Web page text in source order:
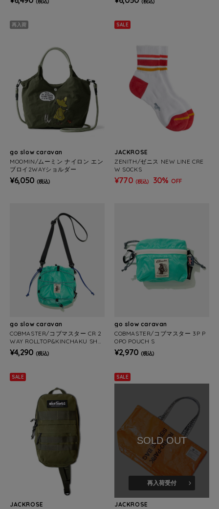
再入荷
go slow caravan
MOOMIN/ムーミン ナイロン エン
ブロイ2WAYショルダー
¥6,050 (税込)
SALE
JACKROSE
ZENITH/ゼニス NEW LINE CRE
W SOCKS
¥770 (税込) 30% OFF
go slow caravan
COBMASTER/コブマスター CR 2
WAY ROLLTOP&KINCHAKU SHO
ULDER
¥4,290 (税込)
go slow caravan
COBMASTER/コブマスター 3P P
OPO POUCH S
¥2,970 (税込)
SALE
JACKROSE
SALE
SOLD OUT
再入荷受付
JACKROSE